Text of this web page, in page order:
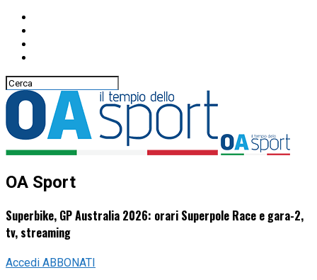
OA Sport
Superbike, GP Australia 2026: orari Superpole Race e gara-2,
tv, streaming
Accedi ABBONATI